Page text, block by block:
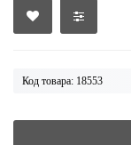
Код товара: 18553